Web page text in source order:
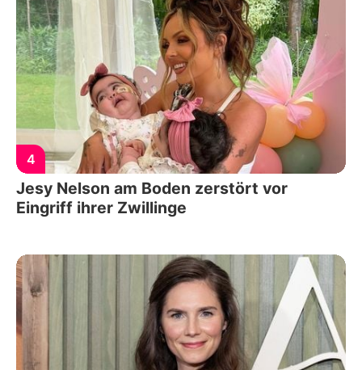
4
Jesy Nelson am Boden zerstört vor
Eingriff ihrer Zwillinge